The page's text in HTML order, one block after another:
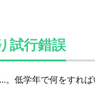
試行錯誤
低学年で何をすれ